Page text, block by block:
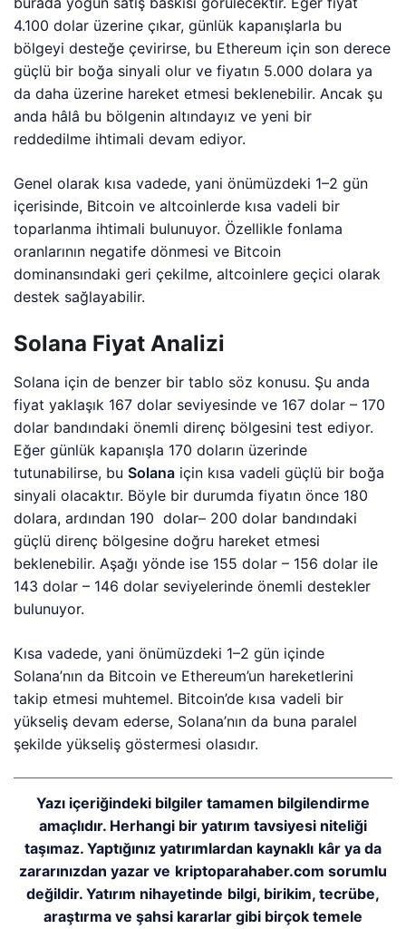
4.100 dolar üzerine çıkar, günlük kapanışlarla bu
bölgeyi desteğe çevirirse, bu Ethereum için son derece
güçlü bir boğa sinyali olur ve fiyatın 5.000 dolara ya
da daha üzerine hareket etmesi beklenebilir. Ancak şu
anda hâlâ bu bölgenin altındayız ve yeni bir
reddedilme ihtimali devam ediyor.
Genel olarak kısa vadede, yani önümüzdeki 1–2 gün
içerisinde, Bitcoin ve altcoinlerde kısa vadeli bir
toparlanma ihtimali bulunuyor. Özellikle fonlama
oranlarının negatife dönmesi ve Bitcoin
dominansındaki geri çekilme, altcoinlere geçici olarak
destek sağlayabilir.
Solana Fiyat Analizi
Solana için de benzer bir tablo söz konusu. Şu anda
fiyat yaklaşık 167 dolar seviyesinde ve 167 dolar – 170
dolar bandındaki önemli direnç bölgesini test ediyor.
Eğer günlük kapanışla 170 doların üzerinde
tutunabilirse, buSolana için kısa vadeli güçlü bir boğa
sinyali olacaktır. Böyle bir durumda fiyatın önce 180
dolara, ardından 190 dolar– 200 dolar bandındaki
güçlü direnç bölgesine doğru hareket etmesi
beklenebilir. Aşağı yönde ise 155 dolar – 156 dolar ile
143 dolar – 146 dolar seviyelerinde önemli destekler
bulunuyor.
Kısa vadede, yani önümüzdeki 1–2 gün içinde
Solana’nın da Bitcoin ve Ethereum’un hareketlerini
takip etmesi muhtemel. Bitcoin’de kısa vadeli bir
yükseliş devam ederse, Solana’nın da buna paralel
şekilde yükseliş göstermesi olasıdır.
Yazı içeriğindeki bilgiler tamamen bilgilendirme
amaçlıdır. Herhangi bir yatırım tavsiyesi niteliği
taşımaz. Yaptığınız yatırımlardan kaynaklı kâr ya da
zararınızdan yazar ve kriptoparahaber.com sorumlu
değildir. Yatırım nihayetinde bilgi, birikim, tecrübe,
araştırma ve şahsi kararlar gibi birçok temele